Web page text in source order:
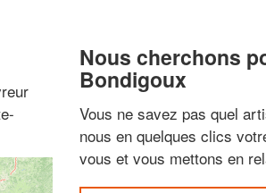
Nous cherchons
Bondigoux
Vous ne savez pas quel
nous en quelques clics
vous et vous mettons en